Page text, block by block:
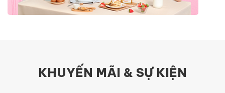
KHUYẾN MÃI & SỰ KIỆN